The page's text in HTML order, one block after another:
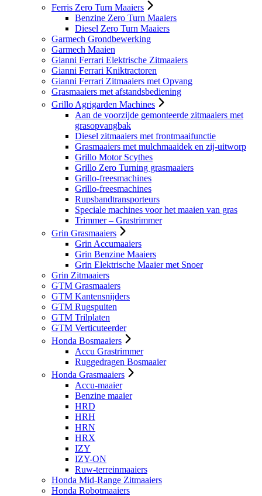
Ferris Zero Turn Maaiers
Benzine Zero Turn Maaiers
Diesel Zero Turn Maaiers
Garmech Grondbewerking
Garmech Maaien
Gianni Ferrari Elektrische Zitmaaiers
Gianni Ferrari Kniktractoren
Gianni Ferrari Zitmaaiers met Opvang
Grasmaaiers met afstandsbediening
Grillo Agrigarden Machines
Aan de voorzijde gemonteerde zitmaaiers met
grasopvangbak
Diesel zitmaaiers met frontmaaifunctie
Grasmaaiers met mulchmaaidek en zij-uitworp
Grillo Motor Scythes
Grillo Zero Turning grasmaaiers
Grillo-freesmachines
Grillo-freesmachines
Rupsbandtransporteurs
Speciale machines voor het maaien van gras
Trimmer – Grastrimmer
Grin Grasmaaiers
Grin Accumaaiers
Grin Benzine Maaiers
Grin Elektrische Maaier met Snoer
Grin Zitmaaiers
GTM Grasmaaiers
GTM Kantensnijders
GTM Rugspuiten
GTM Trilplaten
GTM Verticuteerder
Honda Bosmaaiers
Accu Grastrimmer
Ruggedragen Bosmaaier
Honda Grasmaaiers
Accu-maaier
Benzine maaier
HRD
HRH
HRN
HRX
IZY
IZY-ON
Ruw-terreinmaaiers
Honda Mid-Range Zitmaaiers
Honda Robotmaaiers